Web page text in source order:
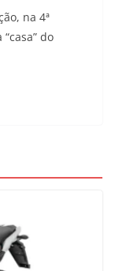
na 4ª
do